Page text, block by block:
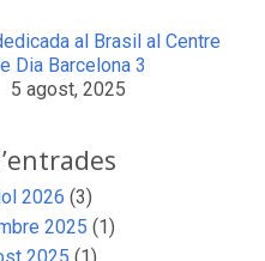
al Brasil al Centre
Dia Barcelona 3
5 agost, 2025
2026 (3)
2025 (1)